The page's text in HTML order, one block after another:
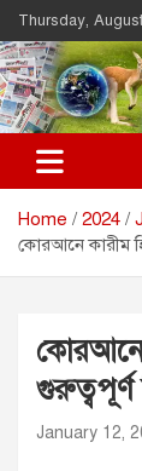
Skip
to
content
Thursday,
The Leading
Home 2024
কোরআনে কারীম
কোরআনে
January 12,